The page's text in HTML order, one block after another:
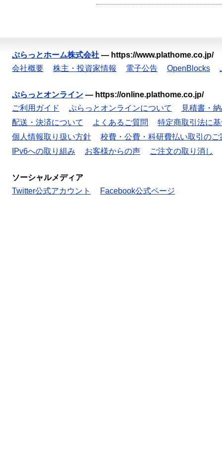
ぷらっとホーム株式会社 — https://www.plathome.co.jp/
会社概要
株主・投資家情報 電子公告 OpenBlocks
ぷらっとオンライン — https://online.plathome.co.jp/
ご利用ガイド
ぷらっとオンラインについて
見積書・
配送・決済について
よくあるご質問
特定商取引法に
個人情報取り扱い方針
校費・公費・科研費払い取引のご
IPv6への取り組み
お客様からの声 ご注文の取り消し
ソーシャルメディア
Twitter公式アカウント
Facebook公式ページ